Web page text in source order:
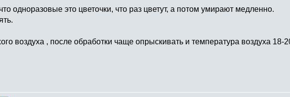
одноразовые это цветочки, что раз цветут, а потом умирают медленно.
воздуха , после обработки чаще опрыскивать и температура воздуха 18-